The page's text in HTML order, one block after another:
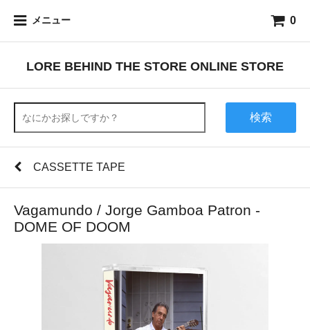
メニュー 0
LORE BEHIND THE STORE ONLINE STORE
検索
CASSETTE TAPE
Vagamundo / Jorge Gamboa Patron -
DOME OF DOOM